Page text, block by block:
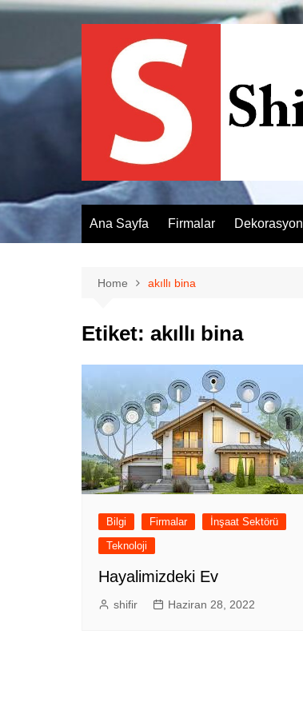
Skip
Ana Sayfa Firmalar Dekorasyon
Home akıllı bina
Etiket: akıllı bina
Bilgi Firmalar
İnşaat Sektörü
Teknoloji
Hayalimizdeki Ev
shifir Haziran 28, 2022